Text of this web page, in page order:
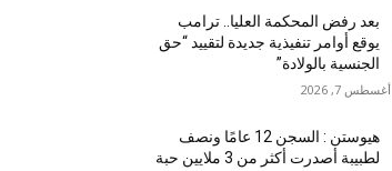
بعد رفض المحكمة العليا.. ترامب
يوقع أوامر تنفيذية جديدة لتقييد “حق
الجنسية بالولادة”
أغسطس 7, 2026
هيوستن : السجن 12 عامًا ونصف
لطبيبة أصدرت أكثر من 3 ملايين حبة